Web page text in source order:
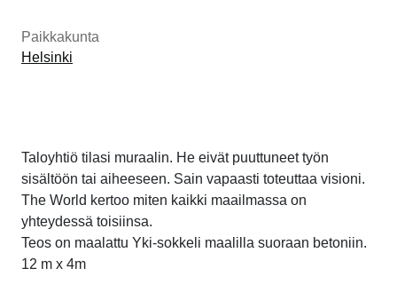
Paikkakunta
Helsinki
Taloyhtiö tilasi muraalin. He eivät puuttuneet työn
sisältöön tai aiheeseen. Sain vapaasti toteuttaa visioni.
The World kertoo miten kaikki maailmassa on
yhteydessä toisiinsa.
Teos on maalattu Yki-sokkeli maalilla suoraan betoniin.
12 m x 4m